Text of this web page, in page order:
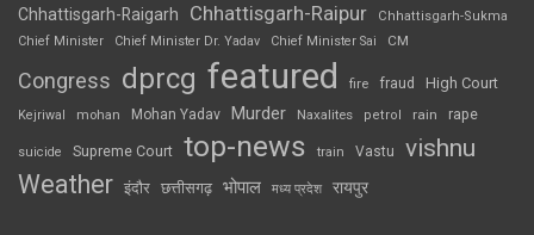
Chhattisgarh-Raigarh Chhattisgarh-Raipur
Chhattisgarh-Sukma
Chief Minister
Chief Minister Dr. Yadav Chief Minister Sai CM
Congress dprcg featured fire fraud High Court
Kejriwal mohan Mohan Yadav Murder Naxalites petrol rain rape
suicide Supreme Court top-news train Vastu vishnu
Weather इंदौर छत्तीसगढ़ भोपाल मध्य प्रदेश रायपुर